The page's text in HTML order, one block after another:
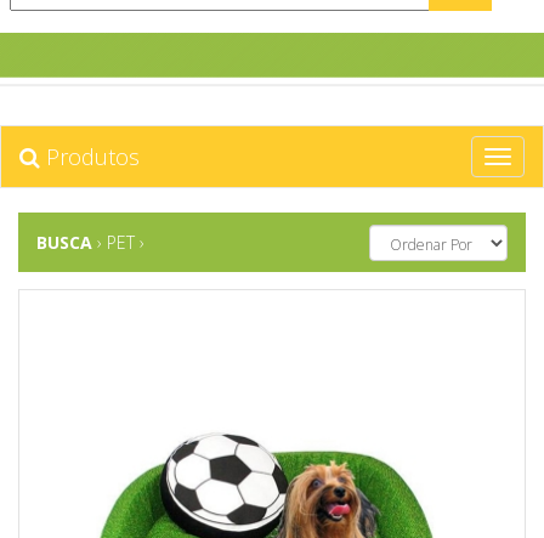
Produtos
BUSCA › PET ›